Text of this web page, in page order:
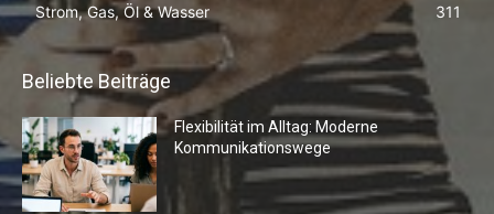
Strom, Gas, Öl & Wasser
311
Beliebte Beiträge
Flexibilität im Alltag: Moderne
Kommunikationswege